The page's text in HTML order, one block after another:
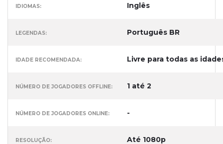
IDIOMAS: Inglês
LEGENDAS: Português BR
IDADE RECOMENDADA: Livre para todas as
NÚMERO DE JOGADORES OFFLINE: 1 até 2
NÚMERO DE JOGADORES ONLINE: -
RESOLUÇÃO: Até 1080p